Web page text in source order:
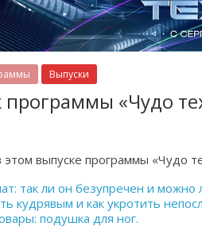
Выпуски
программы «Чудо
этом выпуске программы «Чудо
так ли он безупречен и можно
кудрявым и как укротить
подушка для ног.